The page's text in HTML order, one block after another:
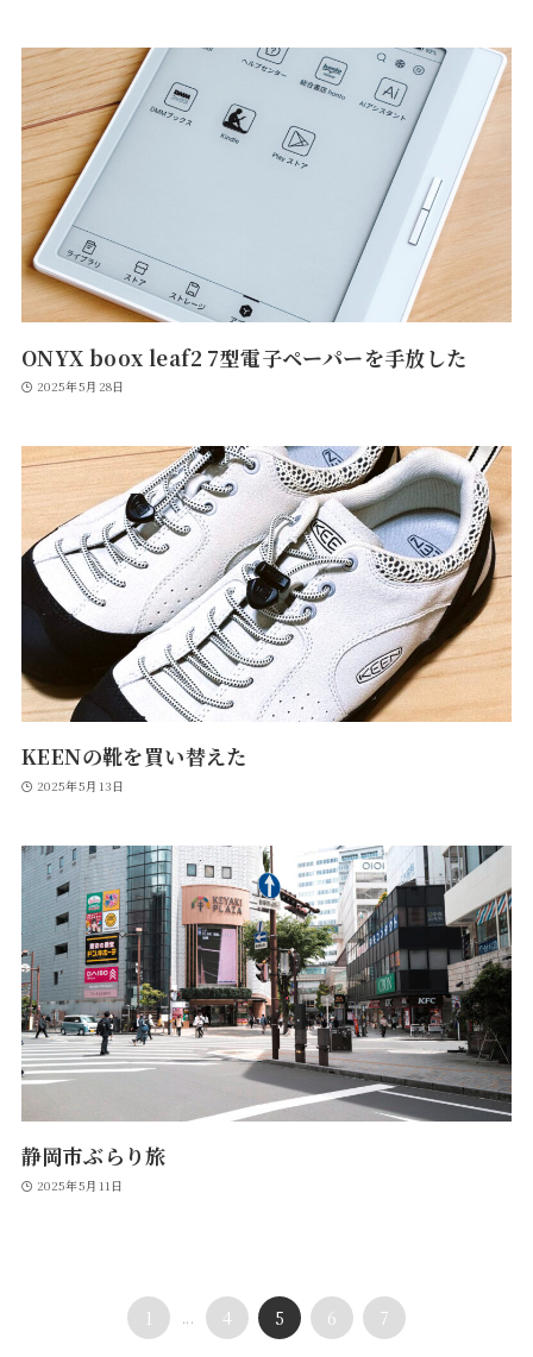
ONYX boox leaf2 7型電子ペーパーを手放した
2025年5月28日
KEENの靴を買い替えた
2025年5月13日
静岡市ぶらり旅
2025年5月11日
1 ... 4 5 6 7